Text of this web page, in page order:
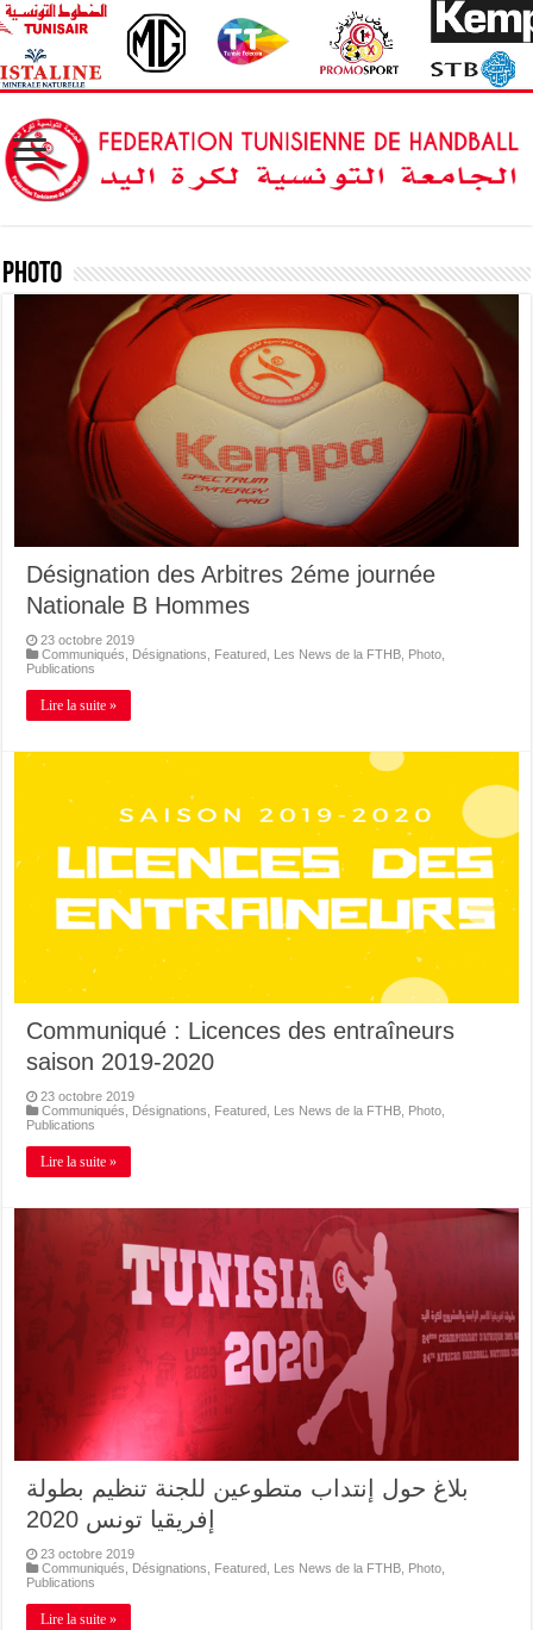
Photo
Désignation des Arbitres 2éme journée
Nationale B Hommes
23 octobre 2019
Communiqués
Désignations Featured Les News de la FTHB Photo
Publications
Lire la suite »
Communiqué : Licences des entraîneurs
saison 2019-2020
23 octobre 2019
Communiqués
Désignations Featured Les News de la FTHB Photo
Publications
Lire la suite »
بلاغ حول إنتداب متطوعين للجنة تنظيم بطولة
إفريقيا تونس 2020
23 octobre 2019
Communiqués
Désignations Featured Les News de la FTHB Photo
Publications
Lire la suite »